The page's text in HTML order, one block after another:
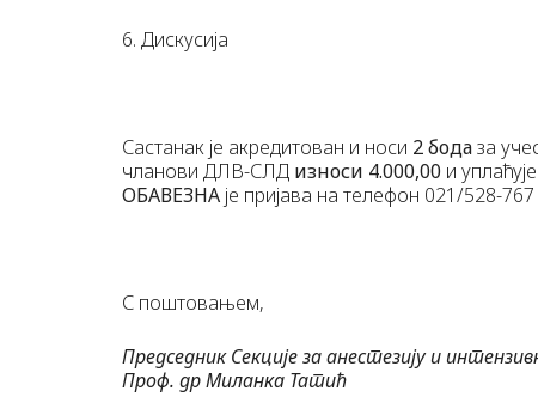
6. Дискусија
Састанак је акредитован и носи 2 бодаза
чланови ДЛВ-СЛД износи 4.000,00 и
ОБАВЕЗНА је пријава на телефон 021/528-
С поштовањем,
Председник Секције за анестезију и
Проф. др Миланка Татић